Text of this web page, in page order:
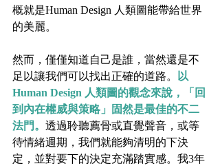
概就是Human Design 人類圖能帶給世界
的美麗。
然而，僅僅知道自己是誰，當然還是不
足以讓我們可以找出正確的道路。
以
Human Design 人類圖的觀念來說，「回
到內在權威與策略」固然是最佳的不二
法門。 透過聆聽薦骨或直覺聲音，或等
待情緒週期，我們就能夠清明的下決
定，並對要下的決定充滿踏實感。我3年